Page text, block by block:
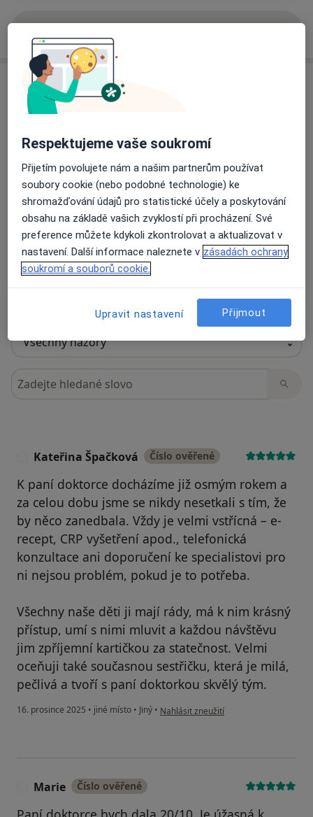
Názory
39 názorů
Recenze pacientů jsou pro nás důležité.
Specialisté nemají možnost zaplatit za
odstranění nebo změnu recenze pacienta.
Další informace.Další informace o názorech
Hledejte v názorech
Kateřina Špačková Číslo ověřené
K paní doktorce docházíme již osmým rokem a
za celou dobu jsme se nikdy nesetkali s tím, že
by něco zanedbala. Vždy je velmi vstřícná – e-
recept, CRP vyšetření apod., telefonická
konzultace ani doporučení ke specialistovi pro
ni nejsou problém, pokud je to potřeba.
Všechny naše děti ji mají rády, má k nim krásný
přístup, umí s nimi mluvit a každou návštěvu
jim zpříjemní kartičkou za statečnost. Velmi
oceňuji také současnou sestřičku, která je milá,
pečlivá a tvoří s paní doktorkou skvělý tým.
16. prosince 2025 • jiné místo • Jiný • podle názoru uživatele Kateřina
Nahlásit zneužití
Marie Číslo ověřené
Respektujeme vaše soukromí
Přijetím povolujete nám a našim partnerům používat
soubory cookie (nebo podobné technologie) ke
shromažďování údajů pro statistické účely a poskytování
obsahu na základě vašich zvyklostí při procházení. Své
preference můžete kdykoli zkontrolovat a aktualizovat v
nastavení. Další informace naleznete v zásadách ochrany
soukromí a souborů cookie.
Upravit nastavení Přijmout